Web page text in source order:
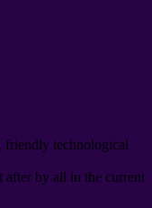
, friendly technological
after by all in the current